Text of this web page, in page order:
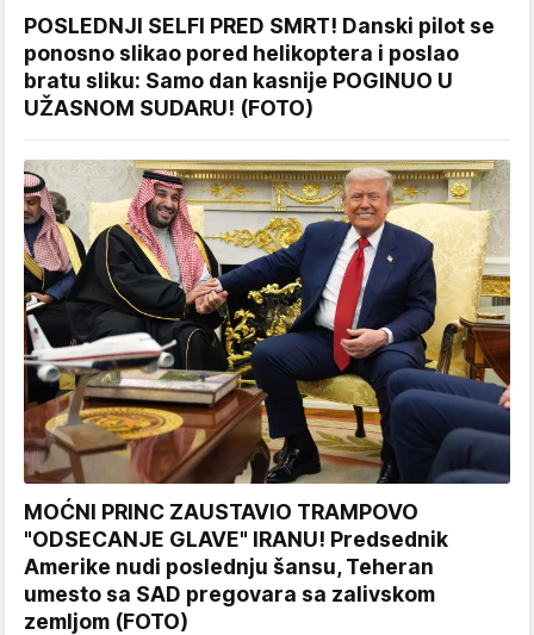
POSLEDNJI SELFI PRED SMRT! Danski pilot se
ponosno slikao pored helikoptera i poslao
bratu sliku: Samo dan kasnije POGINUO U
UŽASNOM SUDARU! (FOTO)
MOĆNI PRINC ZAUSTAVIO TRAMPOVO
"ODSECANJE GLAVE" IRANU! Predsednik
Amerike nudi poslednju šansu, Teheran
umesto sa SAD pregovara sa zalivskom
zemljom (FOTO)